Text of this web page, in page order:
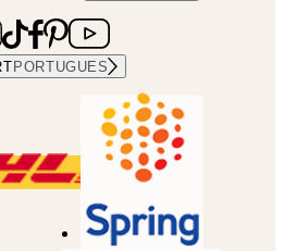
PORTUGUES